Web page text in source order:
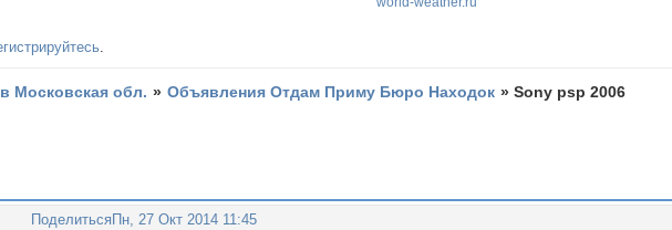
.
Московская обл. » Объявления Отдам Приму Бюро Находок »Sony psp 2006
Поделиться Пн, 27 Окт 2014 11:45